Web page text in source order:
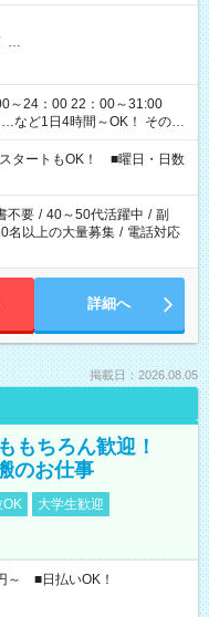
…
～24：00 22：00～31:00
1日4時間～OK！ その他
相談ください！
タートもOK！ ■曜日・日数
不要 / 40～50代活躍中 / 副
名以上の大量募集 / 電話対応
詳細へ
掲載日：2026.08.05
もちろん歓迎！
のお仕事
OK
大学生歓迎
～ ■日払いOK！